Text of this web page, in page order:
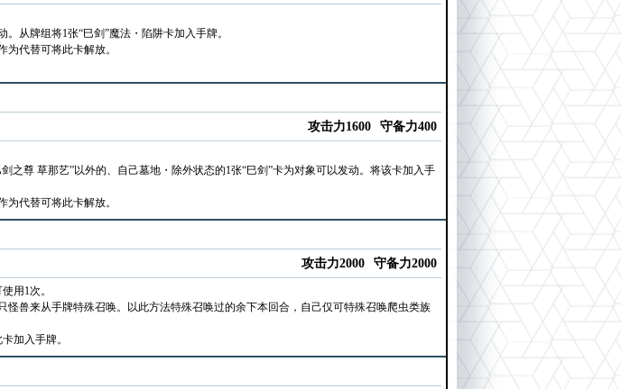
从牌组将1张“巳剑”魔法・陷阱卡加入手牌。
代替可将此卡解放。
攻击力1600 守备力400
尊 草那艺”以外的、自己墓地・除外状态的1张“巳剑”卡为对象可以发动。将该卡加入手
代替可将此卡解放。
攻击力2000 守备力2000
用1次。
兽来从手牌特殊召唤。以此方法特殊召唤过的余下本回合，自己仅可特殊召唤爬虫类族
加入手牌。